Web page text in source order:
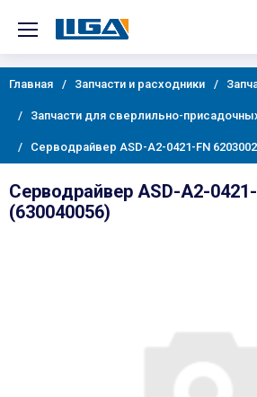
Главная Запчасти и расходники
Запчасти для сверлильно-
Серводрайвер ASD-A2-0421-FN
Серводрайвер ASD-A2-
(630040056)